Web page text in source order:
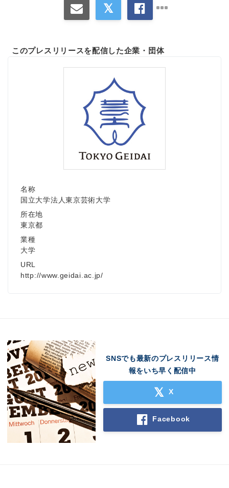
このプレスリリースを配信した企業・団体
名称
国立大学法人東京芸術大学
所在地
東京都
業種
大学
URL
http://www.geidai.ac.jp/
SNSでも最新のプレスリリース情
報をいち早く配信中
X
Facebook